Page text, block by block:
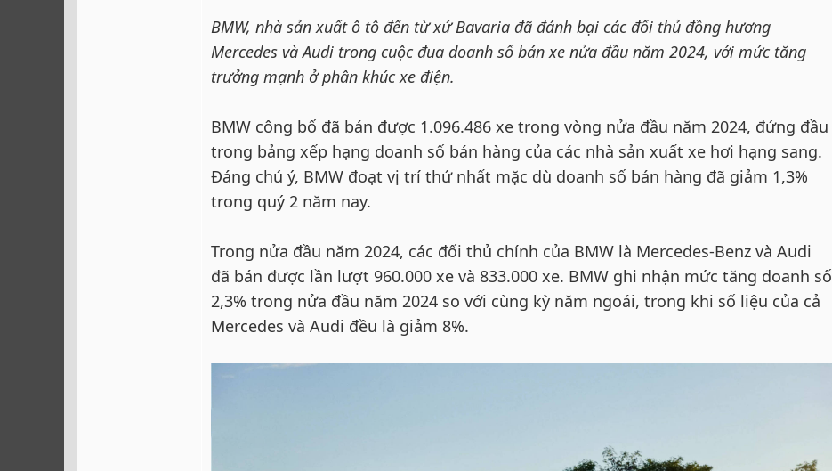
BMW, nhà sản xuất ô tô đến từ xứ Bavaria đã đánh bại các đối thủ đồng hương
Mercedes và Audi trong cuộc đua doanh số bán xe nửa đầu năm 2024, với mức tăng
trưởng mạnh ở phân khúc xe điện.
BMW công bố đã bán được 1.096.486 xe trong vòng nửa đầu năm 2024, đứng đầu
trong bảng xếp hạng doanh số bán hàng của các nhà sản xuất xe hơi hạng sang.
Đáng chú ý, BMW đoạt vị trí thứ nhất mặc dù doanh số bán hàng đã giảm 1,3%
trong quý 2 năm nay.
Trong nửa đầu năm 2024, các đối thủ chính của BMW là Mercedes-Benz và Audi
đã bán được lần lượt 960.000 xe và 833.000 xe. BMW ghi nhận mức tăng doanh số
2,3% trong nửa đầu năm 2024 so với cùng kỳ năm ngoái, trong khi số liệu của cả
Mercedes và Audi đều là giảm 8%.